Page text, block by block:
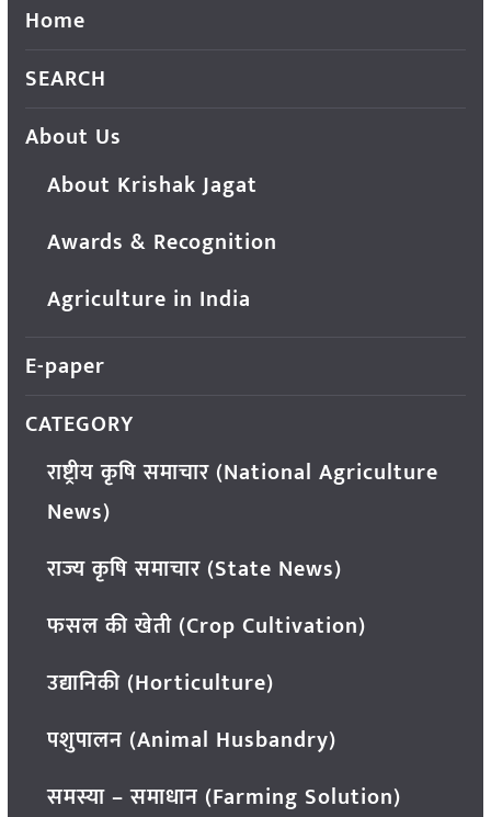
Home
SEARCH
About Us
About Krishak Jagat
Awards & Recognition
Agriculture in India
E-paper
CATEGORY
राष्ट्रीय कृषि समाचार (National Agriculture
News)
राज्य कृषि समाचार (State News)
फसल की खेती (Crop Cultivation)
उद्यानिकी (Horticulture)
पशुपालन (Animal Husbandry)
समस्या – समाधान (Farming Solution)